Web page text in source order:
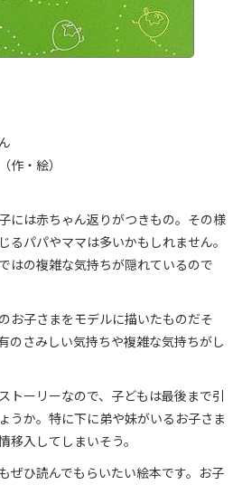
・絵）
には赤ちゃん返りがつきもの。その様
るパパやママは多いかもしれません。
はの複雑な気持ちが隠れているので
お子さまをモデルに描いたものだそ
のさみしい気持ちや複雑な気持ちがし
トーリーなので、子どもは最後まで引
うか。特に下に弟や妹がいるお子さま
移入してしまいそう。
ぜひ読んでもらいたい絵本です。お子